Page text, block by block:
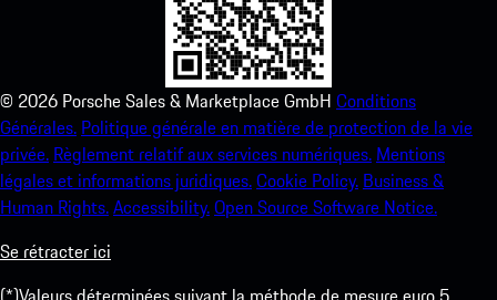
© 2026 Porsche Sales & Marketplace GmbH Conditions
Générales. Politique générale en matière de protection de la vie
privée. Règlement relatif aux services numériques. Mentions
légales et informations juridiques.Cookie Policy. Business &
Human Rights.Accessibility.Open Source Software Notice.
Se rétracter ici